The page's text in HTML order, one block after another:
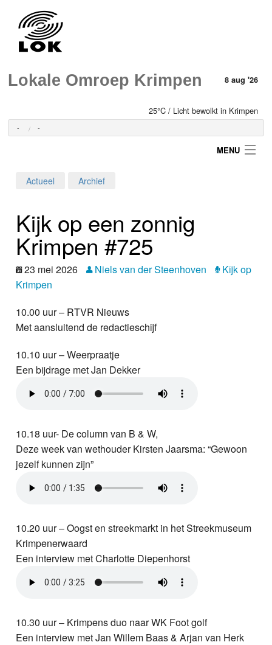
Lokale Omroep Krimpen 8 aug '26
25°C / Licht bewolkt in Krimpen
- -
MENU
Home
Programma's
Nieuws
Foto's
Webcam
Info
Actueel Archief
Kijk op een zonnig
Krimpen #725
23 mei 2026 Niels van der Steenhoven
Kijk op
Krimpen
10.00 uur – RTVR Nieuws
Met aansluitend de redactieschijf
10.10 uur – Weerpraatje
Een bijdrage met Jan Dekker
10.18 uur- De column van B & W,
Deze week van wethouder Kirsten Jaarsma: “Gewoon
jezelf kunnen zijn”
10.20 uur – Oogst en streekmarkt in het Streekmuseum
Krimpenerwaard
Een interview met Charlotte Diepenhorst
10.30 uur – Krimpens duo naar WK Foot golf
Een interview met Jan Willem Baas & Arjan van Herk